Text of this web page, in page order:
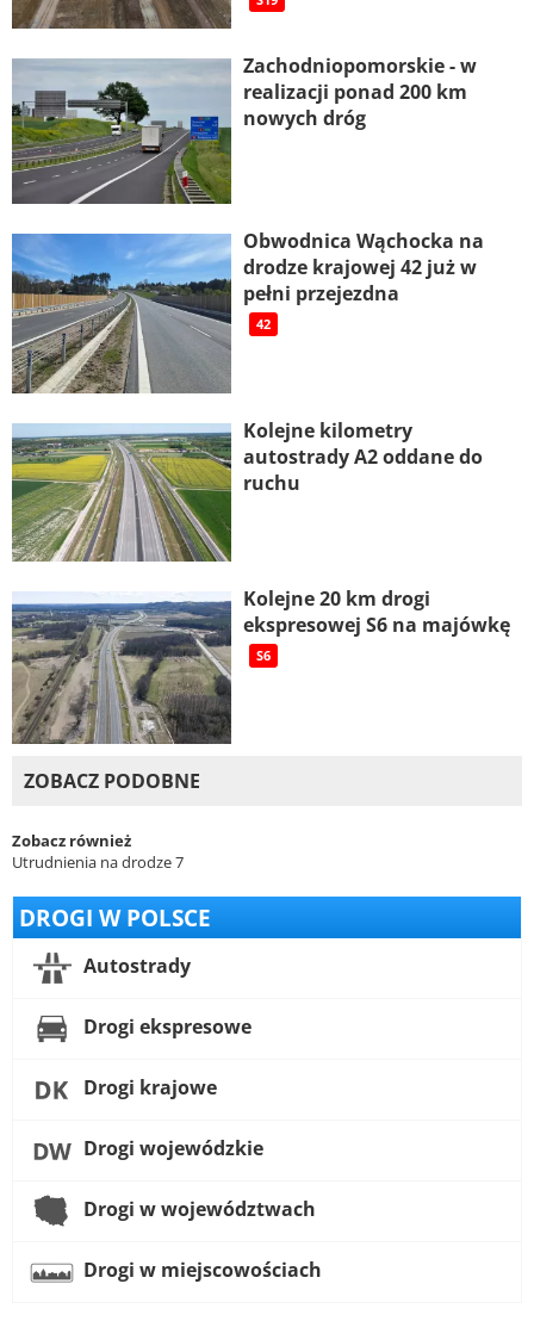
Zachodniopomorskie - w
realizacji ponad 200 km
nowych dróg
Obwodnica Wąchocka na
drodze krajowej 42 już w
pełni przejezdna
42
Kolejne kilometry
autostrady A2 oddane do
ruchu
Kolejne 20 km drogi
ekspresowej S6 na majówkę
S6
ZOBACZ PODOBNE
Zobacz również
Utrudnienia na drodze 7
DROGI W POLSCE
Autostrady
Drogi ekspresowe
Drogi krajowe
Drogi wojewódzkie
Drogi w województwach
Drogi w miejscowościach